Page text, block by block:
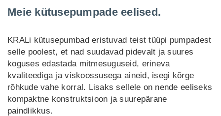
Meie kütusepumpade eelised.
KRALi kütusepumbad eristuvad teist tüüpi pumpadest
selle poolest, et nad suudavad pidevalt ja suures
koguses edastada mitmesuguseid, erineva
kvaliteediga ja viskoossusega aineid, isegi kõrge
rõhkude vahe korral. Lisaks sellele on nende eeliseks
kompaktne konstruktsioon ja suurepärane
paindlikkus.